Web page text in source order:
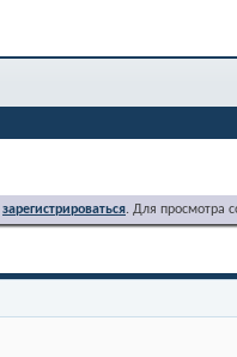
зарегистрироваться. Для просмотра